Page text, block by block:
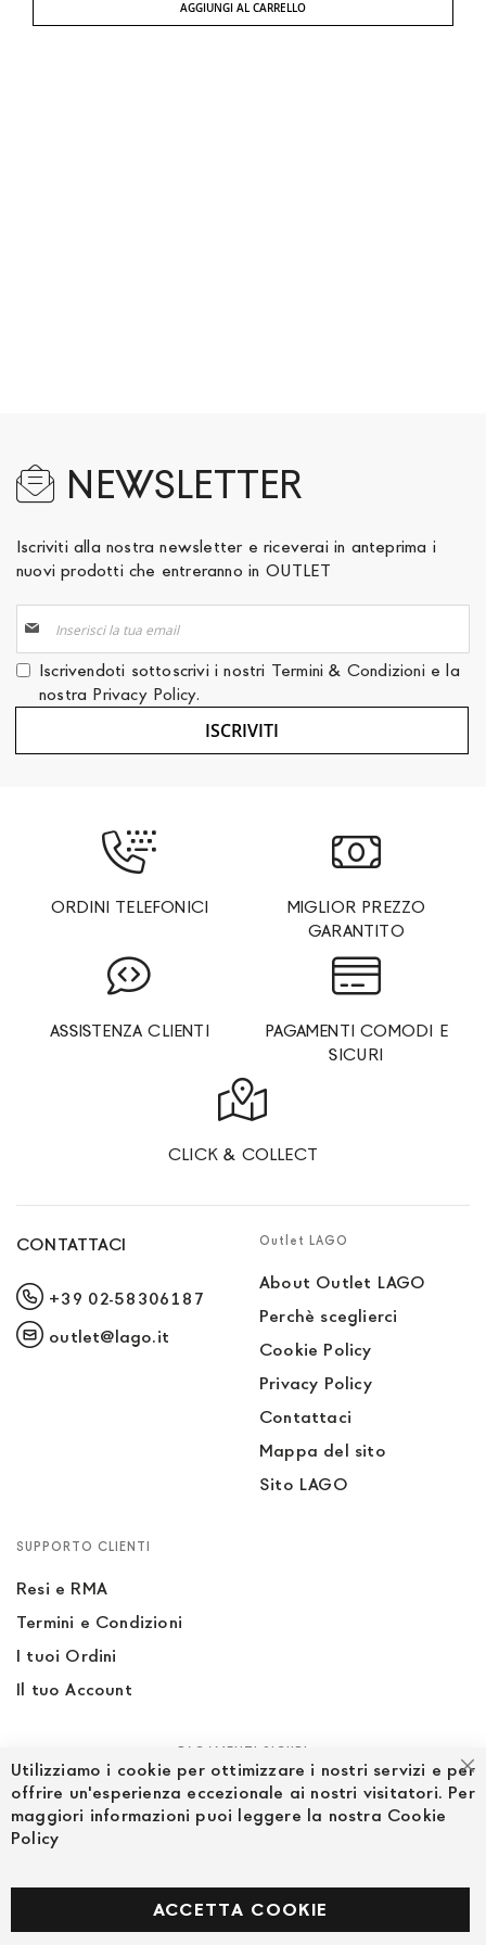
AGGIUNGI AL CARRELLO
NEWSLETTER
Iscriviti alla nostra newsletter e riceverai in anteprima i
nuovi prodotti che entreranno in OUTLET
alla
nostra
Newsletter:
Iscrivendoti sottoscrivi i nostri Termini & Condizioni e la
nostra Privacy Policy.
ISCRIVITI
ORDINI TELEFONICI
MIGLIOR PREZZO
GARANTITO
ASSISTENZA CLIENTI
PAGAMENTI COMODI E
SICURI
CLICK & COLLECT
CONTATTACI
+39 02-58306187
outlet@lago.it
Outlet LAGO
About Outlet LAGO
Perchè sceglierci
Cookie Policy
Privacy Policy
Contattaci
Mappa del sito
Sito LAGO
SUPPORTO CLIENTI
Resi e RMA
Termini e Condizioni
I tuoi Ordini
Il tuo Account
PAGAMENTI SICURI
Facebook
Utilizziamo i cookie per ottimizzare i nostri servizi e per
offrire un'esperienza eccezionale ai nostri visitatori. Per
maggiori informazioni puoi leggere la nostra Cookie
Policy
ACCETTA COOKIE